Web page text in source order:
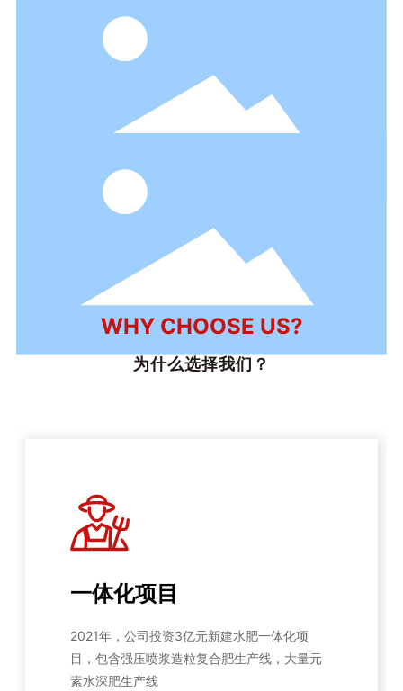
WHY CHOOSE US?
为什么选择我们？
一体化项目
2021年，公司投资3亿元新建水肥一体化项
目，包含强压喷浆造粒复合肥生产线，大量元
素水深肥生产线